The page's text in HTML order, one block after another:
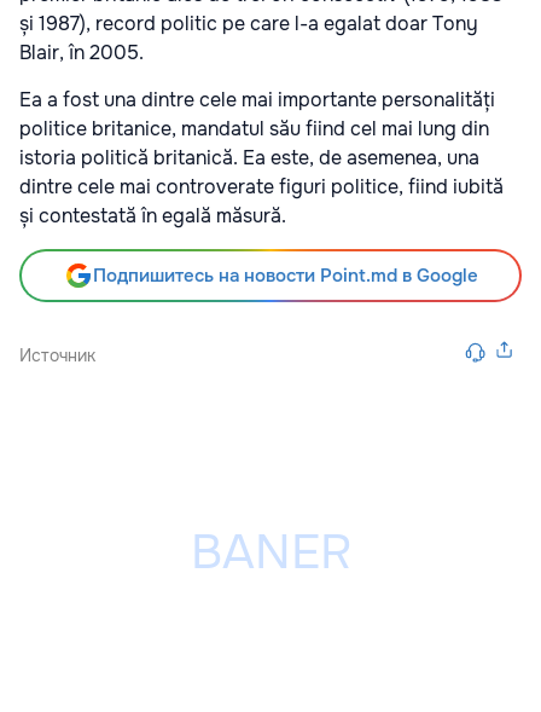
și 1987), record politic pe care l-a egalat doar Tony
Blair, în 2005.
Ea a fost una dintre cele mai importante personalități
politice britanice, mandatul său fiind cel mai lung din
istoria politică britanică. Ea este, de asemenea, una
dintre cele mai controverate figuri politice, fiind iubită
și contestată în egală măsură.
Подпишитесь на новости Point.md в Google
Источник